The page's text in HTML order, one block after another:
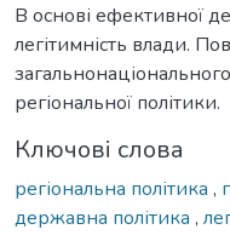
В основі ефективної
легітимність влади.
регіональної політики.
Ключові слова
регіональна політика ,
державна політика ,